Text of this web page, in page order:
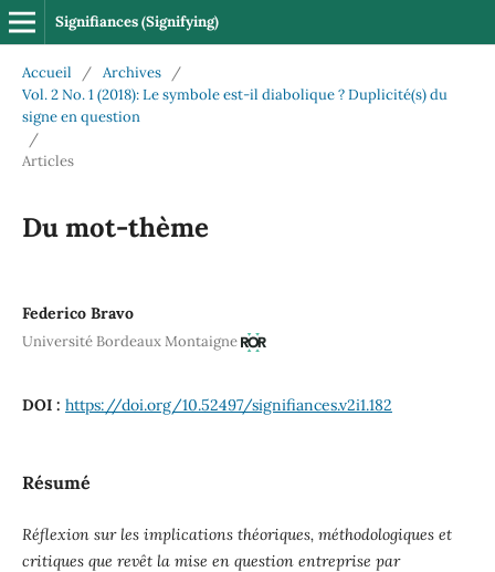
Signifiances (Signifying)
Accueil / Archives
/
Vol. 2 No. 1 (2018): Le symbole est-il diabolique ? Duplicité(s) du
signe en question
/
Articles
Du mot-thème
Federico Bravo
Université Bordeaux Montaigne
DOI : https://doi.org/10.52497/signifiances.v2i1.182
Résumé
Réflexion sur les implications théoriques, méthodologiques et
critiques que revêt la mise en question entreprise par